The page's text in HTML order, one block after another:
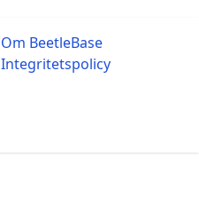
Om BeetleBase
Integritetspolicy